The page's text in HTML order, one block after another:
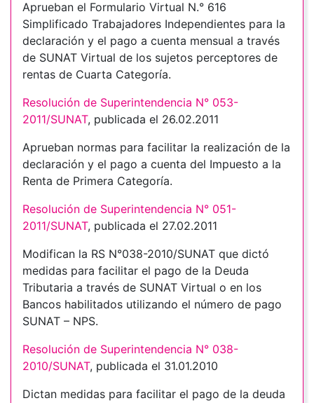
Aprueban el Formulario Virtual N.° 616
Simplificado Trabajadores Independientes para la
declaración y el pago a cuenta mensual a través
de SUNAT Virtual de los sujetos perceptores de
rentas de Cuarta Categoría.
Resolución de Superintendencia N° 053-
2011/SUNAT, publicada el 26.02.2011
Aprueban normas para facilitar la realización de la
declaración y el pago a cuenta del Impuesto a la
Renta de Primera Categoría.
Resolución de Superintendencia N° 051-
2011/SUNAT, publicada el 27.02.2011
Modifican la RS N°038-2010/SUNAT que dictó
medidas para facilitar el pago de la Deuda
Tributaria a través de SUNAT Virtual o en los
Bancos habilitados utilizando el número de pago
SUNAT – NPS.
Resolución de Superintendencia N° 038-
2010/SUNAT, publicada el 31.01.2010
Dictan medidas para facilitar el pago de la deuda